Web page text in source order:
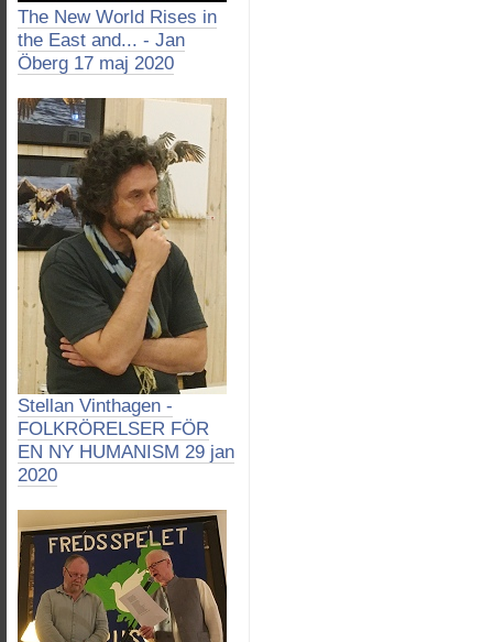
The New World Rises in
the East and... - Jan
Öberg 17 maj 2020
Stellan Vinthagen -
FOLKRÖRELSER FÖR
EN NY HUMANISM 29 jan
2020